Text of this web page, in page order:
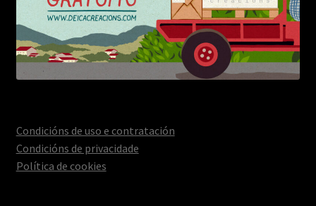
Condicións de uso e contratación
Condicións de privacidade
Política de cookies